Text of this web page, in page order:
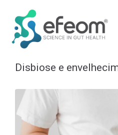
Disbiose e